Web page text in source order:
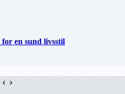
en sund livsstil